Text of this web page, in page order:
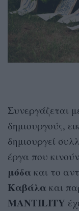
Συνεργάζεται
δημιουργούς,
δημιουργεί
έργα που
μόδα και το
Καβάλα και
MANTILITY